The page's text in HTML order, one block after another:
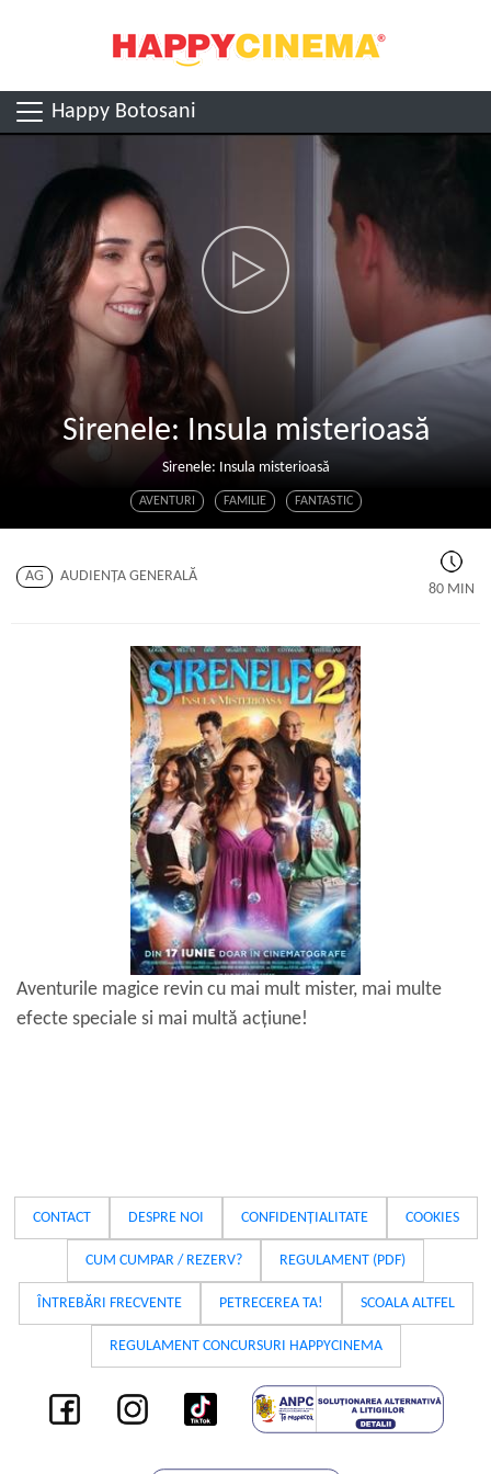
Happy Botosani
Sirenele: Insula misterioasă
Sirenele: Insula misterioasă
AVENTURI FAMILIE FANTASTIC
AG
AUDIENŢA GENERALĂ
80 MIN
Aventurile magice revin cu mai mult mister, mai multe
efecte speciale si mai multă acțiune!
CONTACT DESPRE NOI CONFIDENȚIALITATE COOKIES
CUM CUMPAR / REZERV? REGULAMENT (PDF)
ÎNTREBĂRI FRECVENTE PETRECEREA TA! SCOALA ALTFEL
REGULAMENT CONCURSURI HAPPYCINEMA